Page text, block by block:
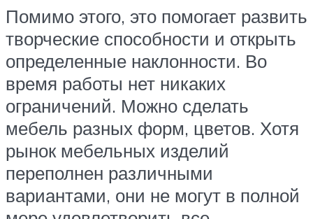
Помимо этого, это помогает развить
творческие способности и открыть
определенные наклонности. Во
время работы нет никаких
ограничений. Можно сделать
мебель разных форм, цветов. Хотя
рынок мебельных изделий
переполнен различными
вариантами, они не могут в полной